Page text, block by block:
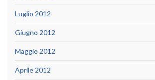
Luglio 2012
Giugno 2012
Maggio 2012
Aprile 2012